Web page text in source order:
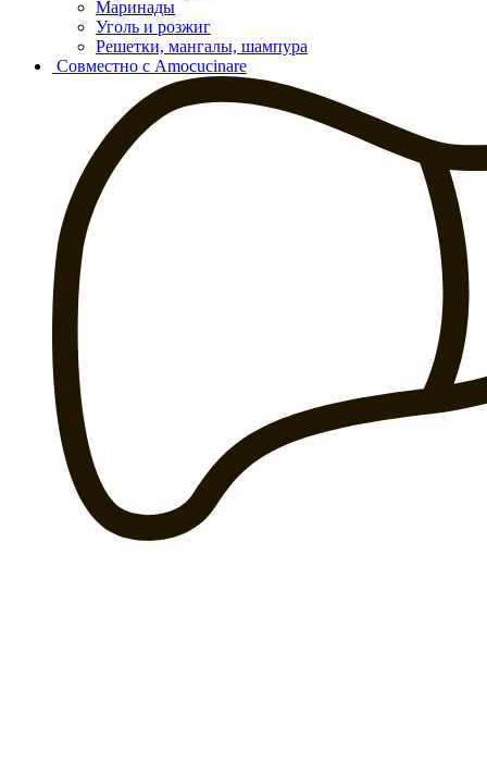
Маринады
Уголь и розжиг
Решетки, мангалы, шампура
Совместно с Amocucinare